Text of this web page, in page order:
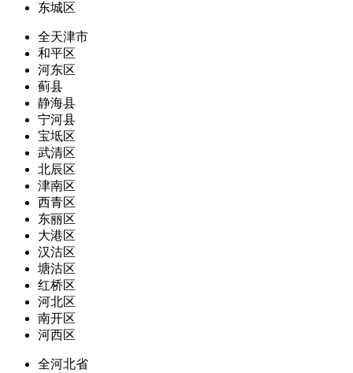
东城区
全天津市
和平区
河东区
蓟县
静海县
宁河县
宝坻区
武清区
北辰区
津南区
西青区
东丽区
大港区
汉沽区
塘沽区
红桥区
河北区
南开区
河西区
全河北省